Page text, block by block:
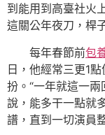
到能用到高臺社火
這關公年夜刀，桿
每年春節前包
日，他經常三更1
扮。“一年就這一
說，能多干一點就
譜，直到一切演員